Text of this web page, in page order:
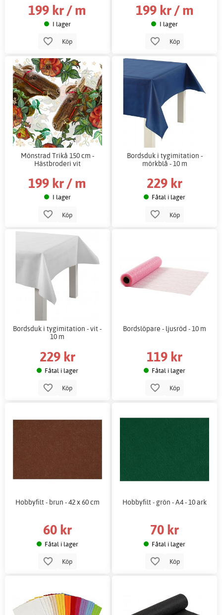
199 kr / m
I lager
Köp
199 kr / m
I lager
Köp
Mönstrad Trikå 150 cm -
Hästbroderi vit
199 kr / m
I lager
Köp
Bordsduk i tygimitation -
mörkblå - 10 m
229 kr
Fåtal i lager
Köp
Bordsduk i tygimitation - vit -
10 m
229 kr
Fåtal i lager
Köp
Bordslöpare - ljusröd - 10 m
119 kr
Fåtal i lager
Köp
Hobbyfilt - brun - 42 x 60 cm
60 kr
Fåtal i lager
Köp
Hobbyfilt - grön - A4 - 10 ark
70 kr
Fåtal i lager
Köp